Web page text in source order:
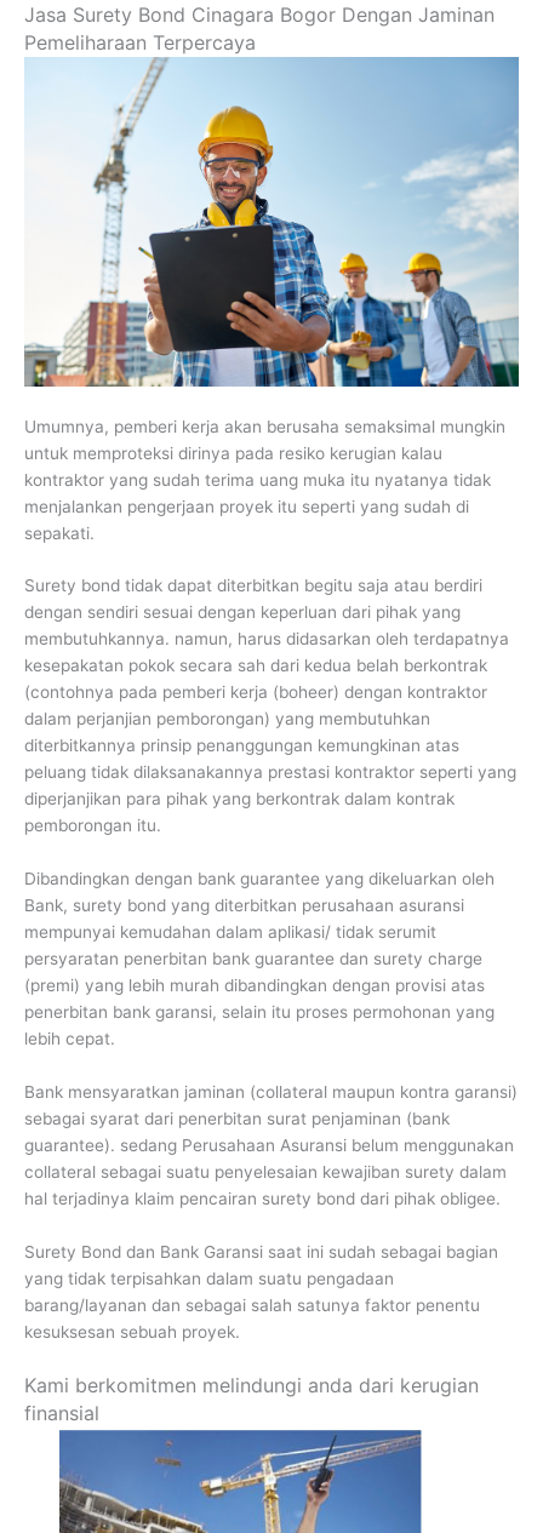
Jasa Surety Bond Cinagara Bogor Dengan Jaminan
Pemeliharaan Terpercaya
Umumnya, pemberi kerja akan berusaha semaksimal mungkin
untuk memproteksi dirinya pada resiko kerugian kalau
kontraktor yang sudah terima uang muka itu nyatanya tidak
menjalankan pengerjaan proyek itu seperti yang sudah di
sepakati.
Surety bond tidak dapat diterbitkan begitu saja atau berdiri
dengan sendiri sesuai dengan keperluan dari pihak yang
membutuhkannya. namun, harus didasarkan oleh terdapatnya
kesepakatan pokok secara sah dari kedua belah berkontrak
(contohnya pada pemberi kerja (boheer) dengan kontraktor
dalam perjanjian pemborongan) yang membutuhkan
diterbitkannya prinsip penanggungan kemungkinan atas
peluang tidak dilaksanakannya prestasi kontraktor seperti yang
diperjanjikan para pihak yang berkontrak dalam kontrak
pemborongan itu.
Dibandingkan dengan bank guarantee yang dikeluarkan oleh
Bank, surety bond yang diterbitkan perusahaan asuransi
mempunyai kemudahan dalam aplikasi/ tidak serumit
persyaratan penerbitan bank guarantee dan surety charge
(premi) yang lebih murah dibandingkan dengan provisi atas
penerbitan bank garansi, selain itu proses permohonan yang
lebih cepat.
Bank mensyaratkan jaminan (collateral maupun kontra garansi)
sebagai syarat dari penerbitan surat penjaminan (bank
guarantee). sedang Perusahaan Asuransi belum menggunakan
collateral sebagai suatu penyelesaian kewajiban surety dalam
hal terjadinya klaim pencairan surety bond dari pihak obligee.
Surety Bond dan Bank Garansi saat ini sudah sebagai bagian
yang tidak terpisahkan dalam suatu pengadaan
barang/layanan dan sebagai salah satunya faktor penentu
kesuksesan sebuah proyek.
Kami berkomitmen melindungi anda dari kerugian
finansial